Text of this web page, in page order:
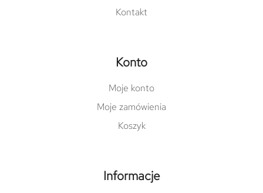
Kontakt
Konto
Moje konto
Moje zamówienia
Koszyk
Informacje